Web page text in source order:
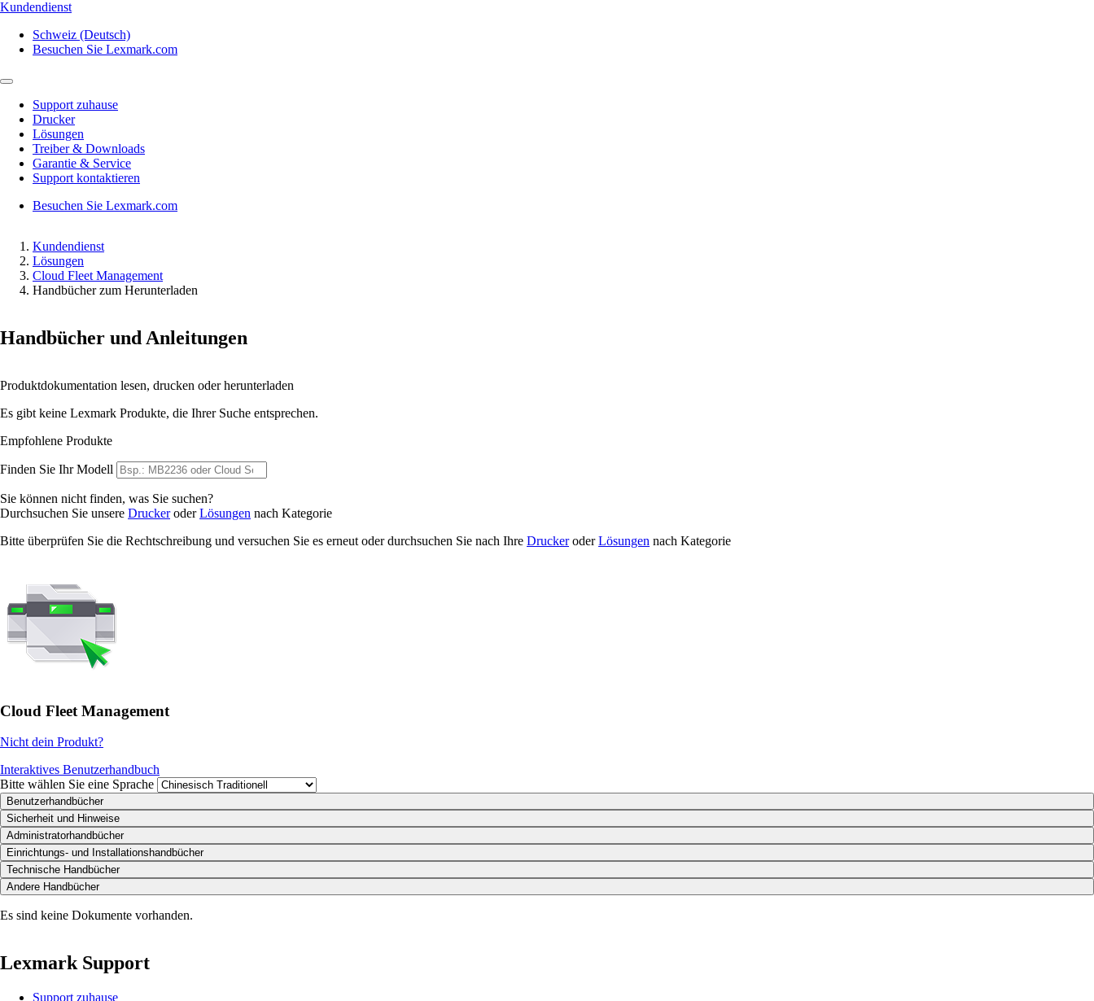
Kundendienst
Schweiz (Deutsch)
Besuchen Sie Lexmark.com
Support zuhause
Drucker
Lösungen
Treiber & Downloads
Garantie & Service
Support kontaktieren
Besuchen Sie Lexmark.com
Kundendienst
Lösungen
Cloud Fleet Management
Handbücher zum Herunterladen
Handbücher und Anleitungen
Produktdokumentation lesen, drucken oder herunterladen
Es gibt keine Lexmark Produkte, die Ihrer Suche entsprechen.
Empfohlene Produkte
Finden Sie Ihr Modell
Sie können nicht finden, was Sie suchen?
Durchsuchen Sie unsere DruckeroderLösungen nach Kategorie
Bitte überprüfen Sie die Rechtschreibung und versuchen Sie es erneut oder durchsuchen Sie nach Ihre DruckeroderLösungen nach Kategorie
Cloud Fleet Management
Nicht dein Produkt?
Interaktives Benutzerhandbuch
Bitte wählen Sie eine Sprache
Benutzerhandbücher
Sicherheit und Hinweise
Administratorhandbücher
Einrichtungs- und Installationshandbücher
Technische Handbücher
Andere Handbücher
Es sind keine Dokumente vorhanden.
Lexmark Support
Support zuhause